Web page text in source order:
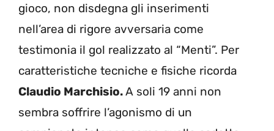
gioco, non disdegna gli inserimenti
nell’area di rigore avversaria come
testimonia il gol realizzato al “Menti”. Per
caratteristiche tecniche e fisiche ricorda
Claudio Marchisio.A soli 19 anni non
sembra soffrire l’agonismo di un